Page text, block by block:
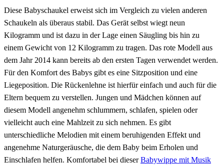
Diese Babyschaukel erweist sich im Vergleich zu vielen anderen
Schaukeln als überaus stabil. Das Gerät selbst wiegt neun
Kilogramm und ist dazu in der Lage einen Säugling bis hin zu
einem Gewicht von 12 Kilogramm zu tragen. Das rote Modell aus
dem Jahr 2014 kann bereits ab den ersten Tagen verwendet werden.
Für den Komfort des Babys gibt es eine Sitzposition und eine
Liegeposition. Die Rückenlehne ist hierfür einfach und auch für die
Eltern bequem zu verstellen. Jungen und Mädchen können auf
diesem Modell angenehm schlummern, schlafen, spielen oder
vielleicht auch eine Mahlzeit zu sich nehmen. Es gibt
unterschiedliche Melodien mit einem beruhigenden Effekt und
angenehme Naturgeräusche, die dem Baby beim Erholen und
Einschlafen helfen. Komfortabel bei dieserBabywippe mit Musik